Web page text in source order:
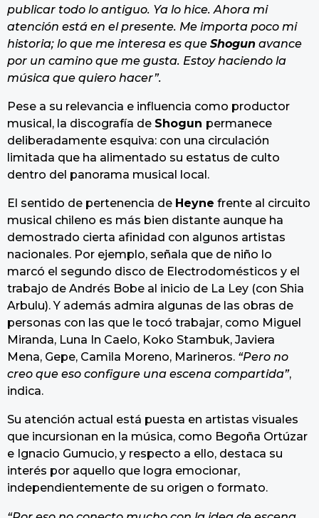
publicar todo lo antiguo. Ya lo hice. Ahora mi
atención está en el presente. Me importa poco mi
historia; lo que me interesa es que Shogun avance
por un camino que me gusta. Estoy haciendo la
música que quiero hacer”.
Pese a su relevancia e influencia como productor
musical, la discografía de Shogun permanece
deliberadamente esquiva: con una circulación
limitada que ha alimentado su estatus de culto
dentro del panorama musical local.
El sentido de pertenencia de Heyne frente al circuito
musical chileno es más bien distante aunque ha
demostrado cierta afinidad con algunos artistas
nacionales. Por ejemplo, señala que de niño lo
marcó el segundo disco de Electrodomésticos y el
trabajo de Andrés Bobe al inicio de La Ley (con Shia
Arbulu). Y además admira algunas de las obras de
personas con las que le tocó trabajar, como Miguel
Miranda, Luna In Caelo, Koko Stambuk, Javiera
Mena, Gepe, Camila Moreno, Marineros. “Pero no
creo que eso configure una escena compartida”,
indica.
Su atención actual está puesta en artistas visuales
que incursionan en la música, como Begoña Ortúzar
e Ignacio Gumucio, y respecto a ello, destaca su
interés por aquello que logra emocionar,
independientemente de su origen o formato.